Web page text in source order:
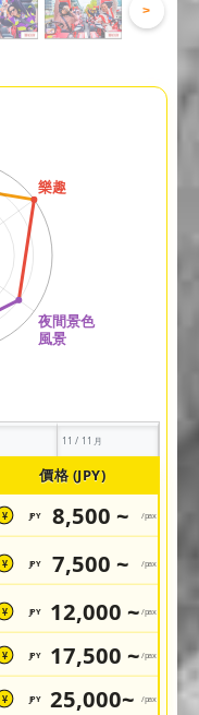
>
11 / 11月
價格 (JPY)
¥ JPY 8,500 ~ /pax
¥ JPY 7,500 ~ /pax
¥ JPY 12,000 ~ /pax
¥ JPY 17,500 ~ /pax
¥ JPY 25,000~ /pax